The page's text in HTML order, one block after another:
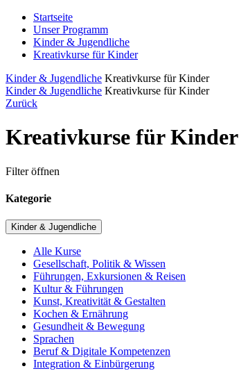
Startseite
Unser Programm
Kinder & Jugendliche
Kreativkurse für Kinder
Kinder & Jugendliche Kreativkurse für Kinder
Kinder & Jugendliche Kreativkurse für Kinder
Zurück
Kreativkurse für Kinder
Filter öffnen
Kategorie
Kinder & Jugendliche
Alle Kurse
Gesellschaft, Politik & Wissen
Führungen, Exkursionen & Reisen
Kultur & Führungen
Kunst, Kreativität & Gestalten
Kochen & Ernährung
Gesundheit & Bewegung
Sprachen
Beruf & Digitale Kompetenzen
Integration & Einbürgerung